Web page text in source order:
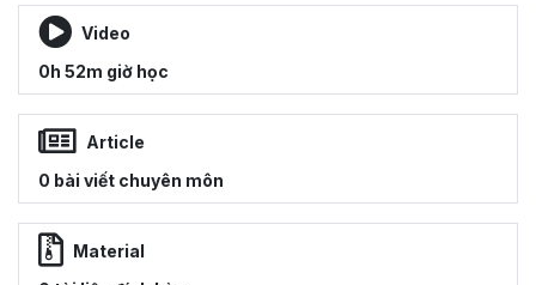
Video
0h 52m giờ học
Article
0 bài viết chuyên môn
Material